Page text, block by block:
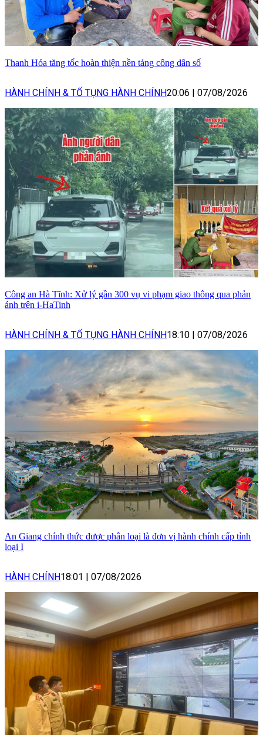
Thanh Hóa tăng tốc hoàn thiện nền tảng công dân số
HÀNH CHÍNH & TỐ TỤNG HÀNH CHÍNH20:06 07/08/2026
Công an Hà Tĩnh: Xử lý gần 300 vụ vi phạm giao thông qua phản
ánh trên i-HaTinh
HÀNH CHÍNH & TỐ TỤNG HÀNH CHÍNH18:10 07/08/2026
An Giang chính thức được phân loại là đơn vị hành chính cấp tỉnh
loại I
HÀNH CHÍNH18:01 07/08/2026